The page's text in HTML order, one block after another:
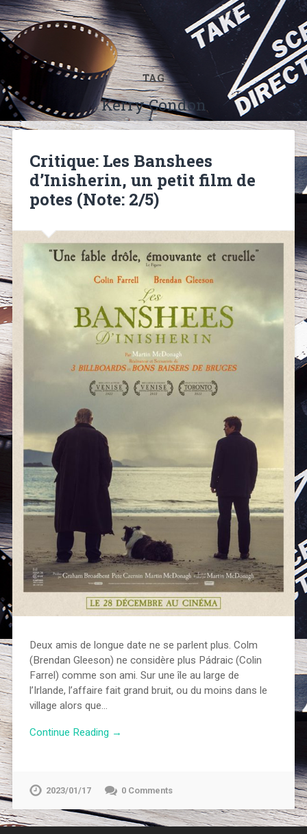
TAG
Kerry Condon
Critique: Les Banshees
d’Inisherin, un petit film de
potes (Note: 2/5)
Deux amis de longue date ne se parlent plus. Colm
(Brendan Gleeson) ne considère plus Pádraic (Colin
Farrel) comme son ami. Sur une île au large de
l’Irlande, l’affaire fait grand bruit, ou du moins dans le
village alors que…
Continue Reading →
2023/01/17 0 Comments